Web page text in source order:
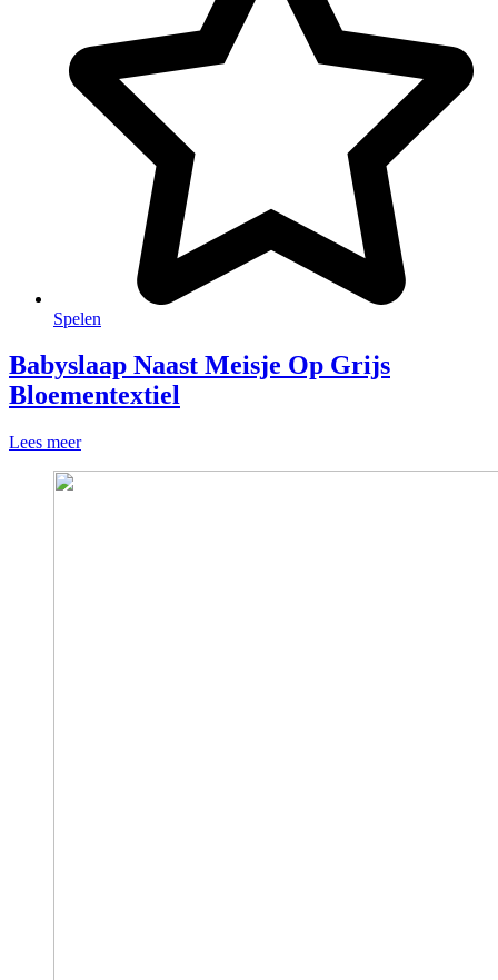
Spelen
Babyslaap Naast Meisje Op Grijs
Bloementextiel
Lees meer